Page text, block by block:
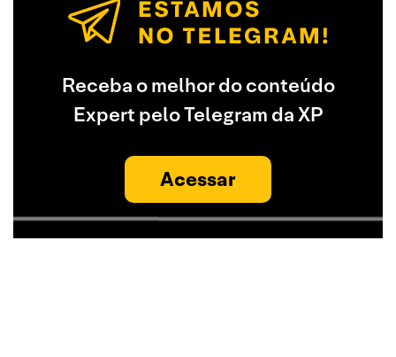
Receba o melhor do conteúdo
Expert pelo Telegram da XP
Acessar